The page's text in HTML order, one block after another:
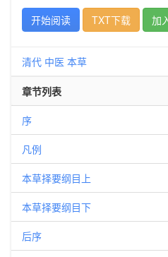
开始阅读
TXT下载 加
清代 中医 本草
章节列表
序
凡例
本草择要纲目上
本草择要纲目下
后序